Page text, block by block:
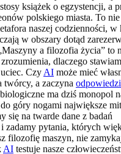
książek o egzystencji, a
polskiego miasta. To
naszej codzienności, w
w obszary dotąd
a filozofia życia” to
dlaczego
Czy AI może mieć
twórcy, a zaczyna
ma dziś monopol
góry nogami największe
się na twarde dane z badań
zadamy pytania, których
filozofię maszyn, nie
AI testuje nasze